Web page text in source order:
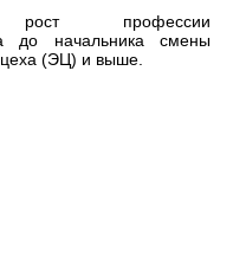
рост профессии
до начальника смены
цеха (ЭЦ) и выше.